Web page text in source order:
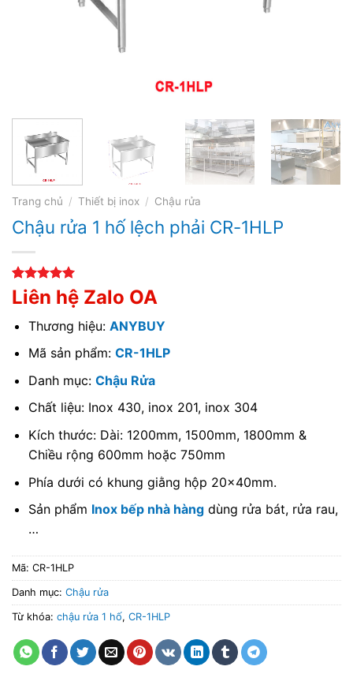
Trang chủ / Thiết bị inox / Chậu rửa
Chậu rửa 1 hố lệch phải CR-1HLP
5.00trên 5
dựa trên
1
Liên hệ Zalo OA
Thương hiệu: ANYBUY
Mã sản phẩm: CR-1HLP
Danh mục: Chậu Rửa
Chất liệu: Inox 430, inox 201, inox 304
Kích thước: Dài: 1200mm, 1500mm, 1800mm &
Chiều rộng 600mm hoặc 750mm
Phía dưới có khung giằng hộp 20x40mm.
Sản phẩm Inox bếp nhà hàngdùng rửa bát, rửa rau,
…
Mã: CR-1HLP
Danh mục: Chậu rửa
Từ khóa: chậu rửa 1 hố, CR-1HLP